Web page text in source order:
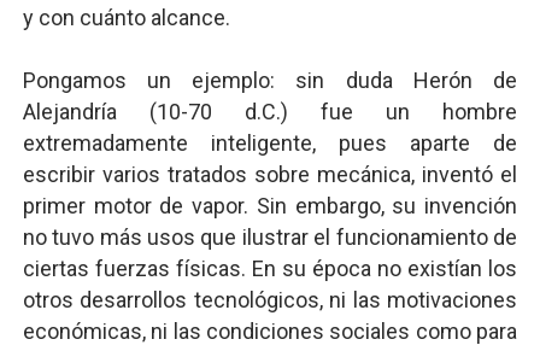
y con cuánto alcance.
Pongamos un ejemplo: sin duda Herón de
Alejandría (10-70 d.C.) fue un hombre
extremadamente inteligente, pues aparte de
escribir varios tratados sobre mecánica, inventó el
primer motor de vapor. Sin embargo, su invención
no tuvo más usos que ilustrar el funcionamiento de
ciertas fuerzas físicas. En su época no existían los
otros desarrollos tecnológicos, ni las motivaciones
económicas, ni las condiciones sociales como para